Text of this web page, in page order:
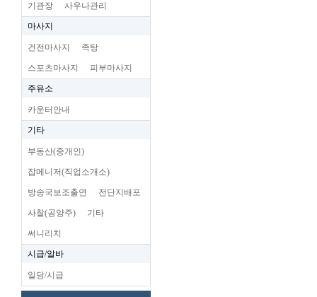
기관장 사우나관리
마사지
건전마사지 족탕
스포츠마사지 피부마사지
주유소
카운터안내
기타
부동산(중개인)
잡메니저(직업소개소)
방송국보조출연 전단지배포
사찰(공양주) 기타
써니리치
시급/알바
일당/시급